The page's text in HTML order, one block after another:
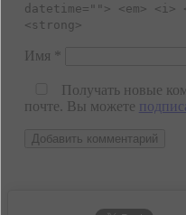
datetime=""> <em>
<strong>
Имя
Получать новые
почте. Вы можете